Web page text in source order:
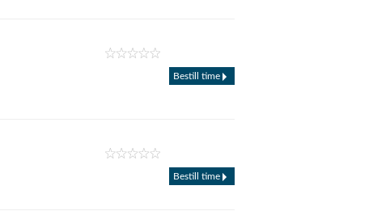
Bestill time
Bestill time